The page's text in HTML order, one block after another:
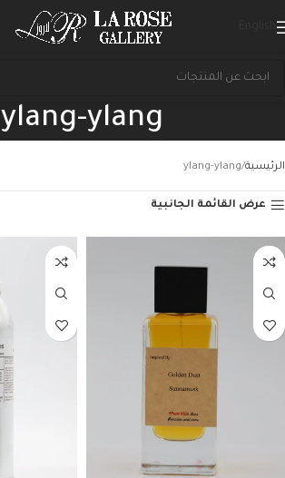
ylang-ylang
الرئيسية ylang-ylang
عرض القائمة الجانبية